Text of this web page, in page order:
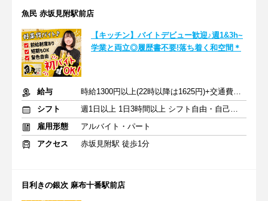
魚民 赤坂見附駅前店
【キッチン】バイトデビュー歓迎♪週1&3h~
学業と両立◎履歴書不要!落ち着く和空間＊
給与
時給1300円以上(22時以降は1625円)+交通費規定内支給
シフト
週1日以上 1日3時間以上 シフト自由・自己申告
雇用形態
アルバイト・パート
アクセス
赤坂見附駅 徒歩1分
目利きの銀次 麻布十番駅前店